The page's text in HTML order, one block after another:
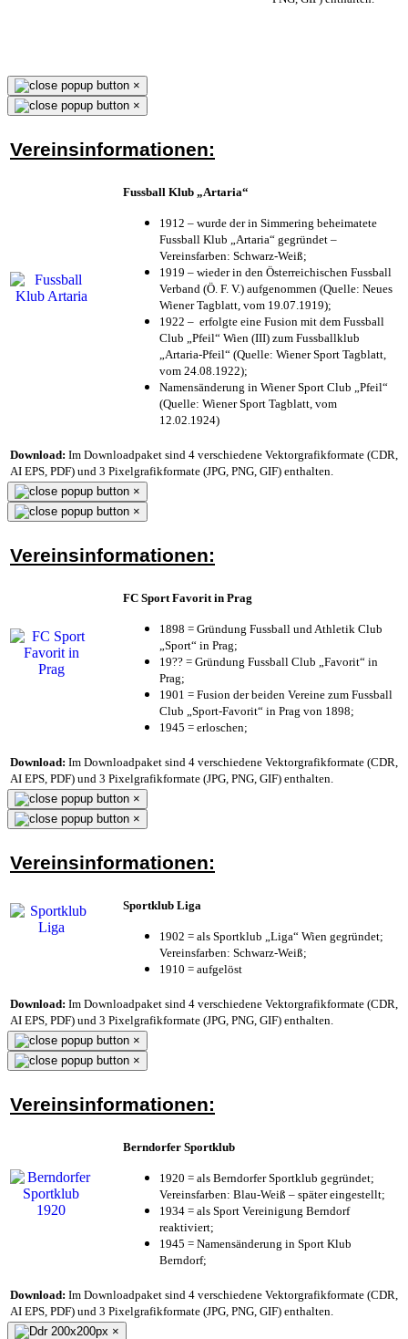
×
×
Vereinsinformationen:
Fussball Klub „Artaria“
1912 – wurde der in Simmering beheimatete
Fussball Klub „Artaria“ gegründet –
Vereinsfarben: Schwarz-Weiß;
1919 – wieder in den Österreichischen Fussball
Verband (Ö. F. V.) aufgenommen (Quelle: Neues
Wiener Tagblatt, vom 19.07.1919);
1922 – erfolgte eine Fusion mit dem Fussball
Club „Pfeil“ Wien (III) zum Fussballklub
„Artaria-Pfeil“ (Quelle: Wiener Sport Tagblatt,
vom 24.08.1922);
Namensänderung in Wiener Sport Club „Pfeil“
(Quelle: Wiener Sport Tagblatt, vom
12.02.1924)
Download: Im Downloadpaket sind 4 verschiedene Vektorgrafikformate (CDR,
AI EPS, PDF) und 3 Pixelgrafikformate (JPG, PNG, GIF) enthalten.
×
×
Vereinsinformationen:
FC Sport Favorit in Prag
1898 = Gründung Fussball und Athletik Club
„Sport“ in Prag;
19?? = Gründung Fussball Club „Favorit“ in
Prag;
1901 = Fusion der beiden Vereine zum Fussball
Club „Sport-Favorit“ in Prag von 1898;
1945 = erloschen;
Download: Im Downloadpaket sind 4 verschiedene Vektorgrafikformate (CDR,
AI EPS, PDF) und 3 Pixelgrafikformate (JPG, PNG, GIF) enthalten.
×
×
Vereinsinformationen:
Sportklub Liga
1902 = als Sportklub „Liga“ Wien gegründet;
Vereinsfarben: Schwarz-Weiß;
1910 = aufgelöst
Download: Im Downloadpaket sind 4 verschiedene Vektorgrafikformate (CDR,
AI EPS, PDF) und 3 Pixelgrafikformate (JPG, PNG, GIF) enthalten.
×
×
Vereinsinformationen:
Berndorfer Sportklub
1920 = als Berndorfer Sportklub gegründet;
Vereinsfarben: Blau-Weiß – später eingestellt;
1934 = als Sport Vereinigung Berndorf
reaktiviert;
1945 = Namensänderung in Sport Klub
Berndorf;
Download: Im Downloadpaket sind 4 verschiedene Vektorgrafikformate (CDR,
AI EPS, PDF) und 3 Pixelgrafikformate (JPG, PNG, GIF) enthalten.
×